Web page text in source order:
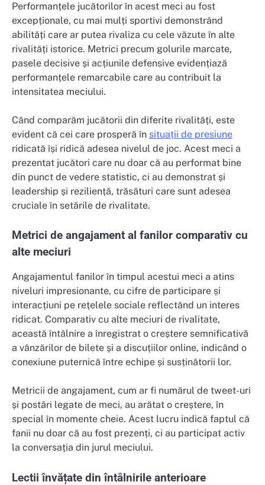
Performanțele jucătorilor în acest meci au fost
excepționale, cu mai mulți sportivi demonstrând
abilități care ar putea rivaliza cu cele văzute în alte
rivalități istorice. Metrici precum golurile marcate,
pasele decisive și acțiunile defensive evidențiază
performanțele remarcabile care au contribuit la
intensitatea meciului.
Când comparăm jucătorii din diferite rivalități, este
evident că cei care prosperă în situații de presiune
ridicată își ridică adesea nivelul de joc. Acest meci a
prezentat jucători care nu doar că au performat bine
din punct de vedere statistic, ci au demonstrat și
leadership și reziliență, trăsături care sunt adesea
cruciale în setările de rivalitate.
Metrici de angajament al fanilor comparativ cu
alte meciuri
Angajamentul fanilor în timpul acestui meci a atins
niveluri impresionante, cu cifre de participare și
interacțiuni pe rețelele sociale reflectând un interes
ridicat. Comparativ cu alte meciuri de rivalitate,
această întâlnire a înregistrat o creștere semnificativă
a vânzărilor de bilete și a discuțiilor online, indicând o
conexiune puternică între echipe și susținătorii lor.
Metricii de angajament, cum ar fi numărul de tweet-uri
și postări legate de meci, au arătat o creștere, în
special în momente cheie. Acest lucru indică faptul că
fanii nu doar că au fost prezenți, ci au participat activ
la conversația din jurul meciului.
Lectii învățate din întâlnirile anterioare